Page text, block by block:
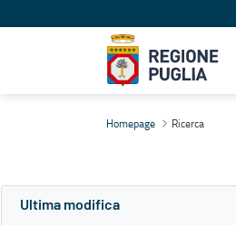
Homepage Ricerca
Ultima modifica